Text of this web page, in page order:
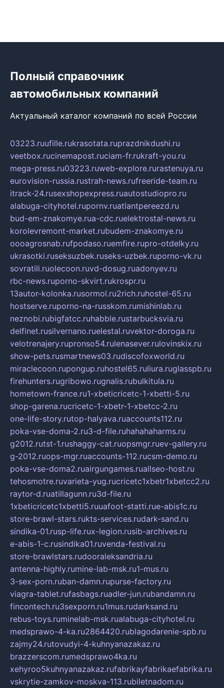
Полный справочник
автомобильных компаний
Актуальный каталог компаний по всей России
03223.ruufille.rukrasotata.ruprazdnikdushi.ru
veetbox.rucinemapost.ruciam-fr.rukraft-you.ru
mega-press.ru03223.ruweb-explore.rurastenuya.ru
eurovision-russia.rustrah-news.rufreeride-team.ru
itrack-24.rusexshopexpress.ruautostudiopro.ru
alabuga-cityhotel.rupornv.ruatlantpereezd.ru
bud-em-znakomye.rua-cdc.ruelektrostal-news.ru
korolevremont-market.rubudem-znakomye.ru
oooagrosnab.rufpodaso.ruemfire.rupro-otdelky.ru
ukrasotki.ruseksuzbek.ruseks-uzbek.ruporno-vk.ru
sovratili.ruolecoon.ruvd-dosug.ruadonyev.ru
rbc-news.ruporno-skvirt.rukrospr.ru
13autor-kolonka.rusormol.ru2rich.ruhostel-65.ru
hostserve.ruporno-na-russkom.rumishinlab.ru
neznobi.rubigfatcc.ruhabble.rustarbucksvia.ru
delfinet.rusilvernano.ruelestal.ruvektor-doroga.ru
velotrenajery.rupronso54.rulenasever.rulovinskix.ru
show-pets.rusmartnews03.rudiscofoxworld.ru
miraclecoon.rupongup.ruhostel65.ruliura.ruglasspb.ru
firehunters.rugribowo.rugnalis.rubulkitula.ru
hometown-france.ru1-xbeticricetc-1-xbetti-5.ru
shop-garena.rucricetc-1-xbetr-1-xbetcc-2.ru
one-life-story.rutop-halyava.ruaccounts112.ru
poka-vse-doma-2.ru3-d-file.ruhahahaharms.ru
g2012.rutst-1.rushaggy-cat.ruopsmgr.ruev-gallery.ru
g-2012.ruops-mgr.ruaccounts-112.rucsm-demo.ru
poka-vse-doma2.ruairgungames.ruallseo-host.ru
tehosmotre.ruvarieta-yug.rucricetc1xbetr1xbetcc2.ru
raytor-d.ruatillagunn.ru3d-file.ru
1xbeticricetc1xbetti5.ruuafoot-statti.rue-abis1c.ru
store-brawl-stars.rukts-services.rudark-sand.ru
sindika-01.rusp-life.rux-legion.rusib-archives.ru
e-abis-1-c.rusindika01.ruvenda-festival.ru
store-brawlstars.rudooraleksandria.ru
antenna-highly.rumine-lab-msk.ru1-mus.ru
3-sex-porn.ruban-damn.rupurse-factory.ru
viagra-tablet.rufasbags.ruadler-jun.rubandamn.ru
fincontech.ru3sexporn.ru1mus.rudarksand.ru
rebus-toys.ruminelab-msk.rualabuga-cityhotel.ru
medsprawo-4-ka.ru2864420.rublagodarenie-spb.ru
zajmy24.rutovudyi-4-kuhnyanazakaz.ru
brazzerscom.rumedsprawo4ka.ru
xehyroo5kuhnyanazakaz.rufabrikayfabrikaefabrika.ru
vskrytie-zamkov-moskva-113.rubiletnadom.ru